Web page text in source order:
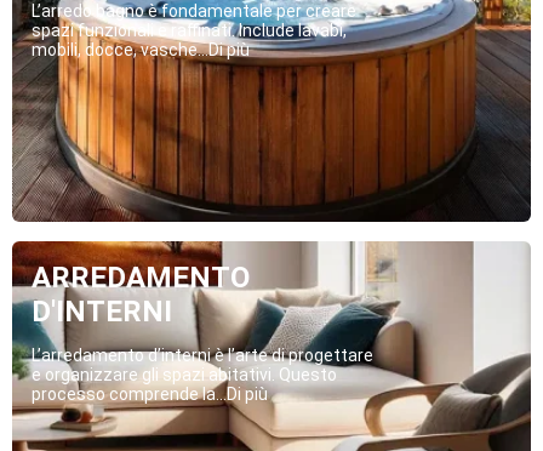
L’arredo bagno è fondamentale per creare
spazi funzionali e raffinati. Include lavabi,
mobili, docce, vasche...Di più
ARREDAMENTO
D'INTERNI
L’arredamento d’interni è l’arte di progettare
e organizzare gli spazi abitativi. Questo
processo comprende la...Di più